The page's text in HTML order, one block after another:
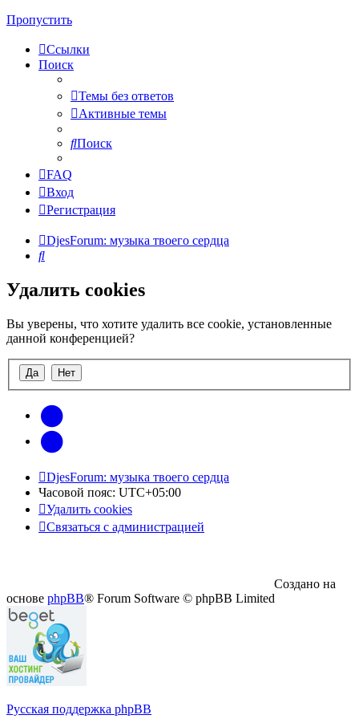
Пропустить
Ссылки
Поиск
Темы без ответов
Активные темы
Поиск
FAQ
Вход
Регистрация
DjesForum: музыка твоего сердца
Поиск
Удалить cookies
Вы уверены, что хотите удалить все cookie, установленные
данной конференцией?
vk
Telegram
DjesForum: музыка твоего сердца
Часовой пояс: UTC+05:00
Удалить cookies
Связаться с администрацией
Создано на
основе phpBB® Forum Software © phpBB Limited
Русская поддержка phpBB